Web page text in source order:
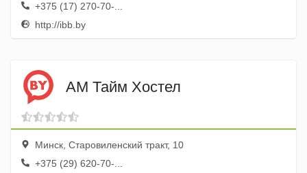
+375 (17) 270-70-...
http://ibb.by
АМ Тайм Хостел
Минск, Старовиленский тракт, 10
+375 (29) 620-70-...